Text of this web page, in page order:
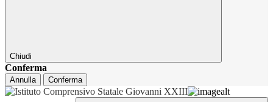
Chiudi
Conferma
Annulla Conferma